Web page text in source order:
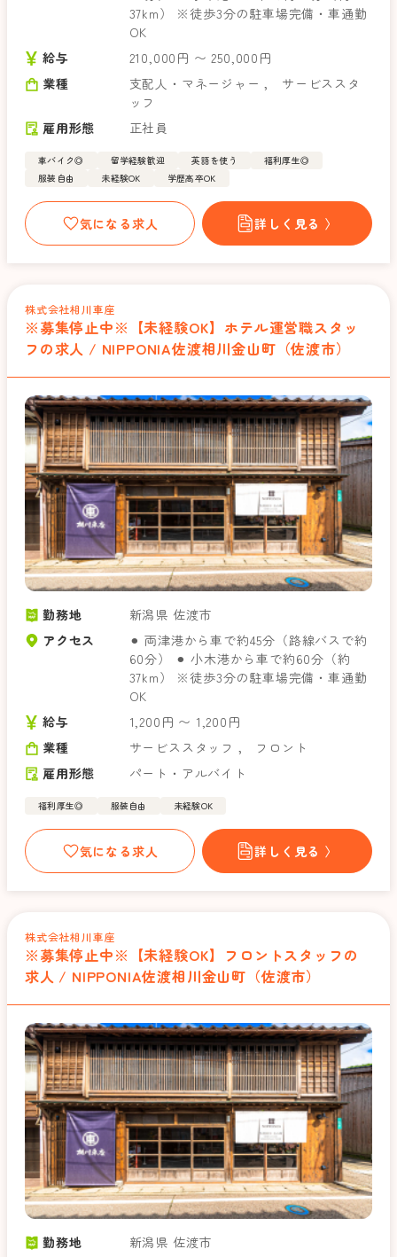
37km） ※徒歩3分の駐車場完備・車通勤
OK
給与
210,000円 〜 250,000円
業種
支配人・マネージャー，
サービススタ
ッフ
雇用形態
正社員
車バイク◎ 留学経験歓迎 英語を使う
福利厚生◎
服装自由
未経験OK 学歴高卒OK
気になる求人 詳しく見る 〉
株式会社相川車座
※募集停止中※【未経験OK】ホテル運営職スタッ
フの求人 / NIPPONIA佐渡相川金山町（佐渡市）
勤務地
新潟県 佐渡市
アクセス
⚫︎ 両津港から車で約45分（路線バスで約
60分） ⚫︎ 小木港から車で約60分（約
37km） ※徒歩3分の駐車場完備・車通勤
OK
給与
1,200円 〜 1,200円
業種
サービススタッフ ，
フロント
雇用形態
パート・アルバイト
福利厚生◎ 服装自由 未経験OK
気になる求人 詳しく見る 〉
株式会社相川車座
※募集停止中※【未経験OK】フロントスタッフの
求人 / NIPPONIA佐渡相川金山町（佐渡市）
勤務地
新潟県 佐渡市